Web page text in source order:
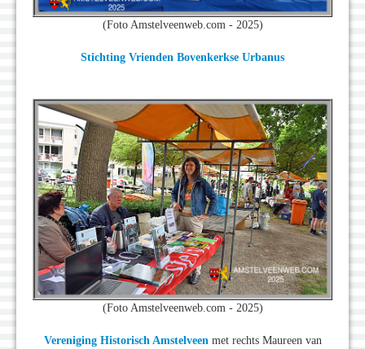
(Foto Amstelveenweb.com - 2025)
Stichting Vrienden Bovenkerkse Urbanus
(Foto Amstelveenweb.com - 2025)
Vereniging Historisch Amstelveen met rechts Maureen van